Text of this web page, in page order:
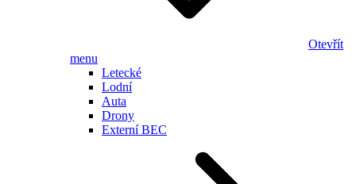
Otevřít
menu
Letecké
Lodní
Auta
Drony
Externí BEC